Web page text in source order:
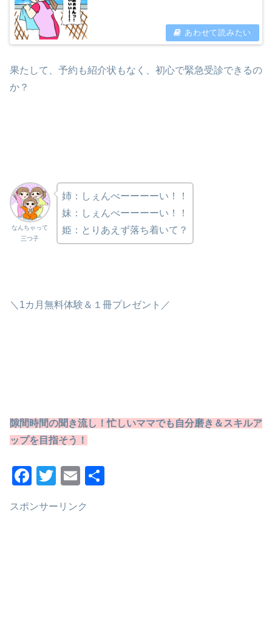
果たして、予約も紹介状もなく、初心で緊急受診できるの
か？
なんちゃって
三つ子
姉：しぇんべーーーーい！！
妹：しぇんべーーーーい！！
姫：とりあえず落ち着いて？
＼1カ月無料体験＆１冊プレゼント／
隙間時間の聞き流し！忙しいママでも自分磨き＆スキルア
ップを目指そう！
F
c
T
tt
E
ail
スポンサーリンク